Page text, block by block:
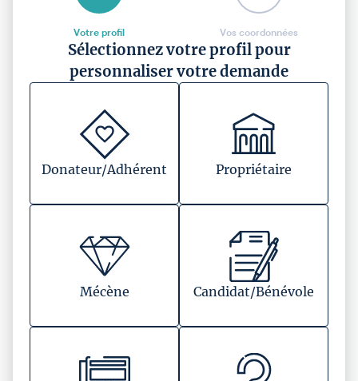
Votre profil Vos coordonnées
Sélectionnez votre profil pour
personnaliser votre demande
Donateur/Adhérent Propriétaire
Mécène Candidat/Bénévole